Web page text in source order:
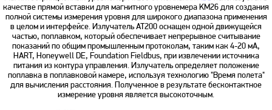
качестве прямой вставки для магнитного уровнемера KM26 для создания
полной системы измерения уровня для широкого диапазона применения
в целом и интерфейсе. Излучатель AT200 оснащен одной движущейся
частью, поплавком, который обеспечивает непрерывное считывание
показаний по общим промышленным протоколам, таким как 4-20 мА,
HART, Honeywell DE, Foundation Fieldbus, при извлечении источника
питания из контура управления. Излучатель определяет положение
поплавка в поплавковой камере, используя технологию "Время полета"
для вычисления расстояния. Полученное в результате бесконтактное
измерение уровня является высокоточным.